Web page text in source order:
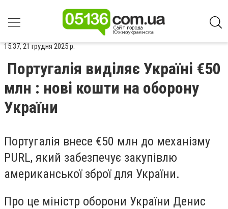
15:37, 21 грудня 2025 р.
Португалія виділяє Україні €50
млн : нові кошти на оборону
України
Португалія внесе €50 млн до механізму
PURL, який забезпечує закупівлю
американської зброї для України.
Про це міністр оборони України Денис